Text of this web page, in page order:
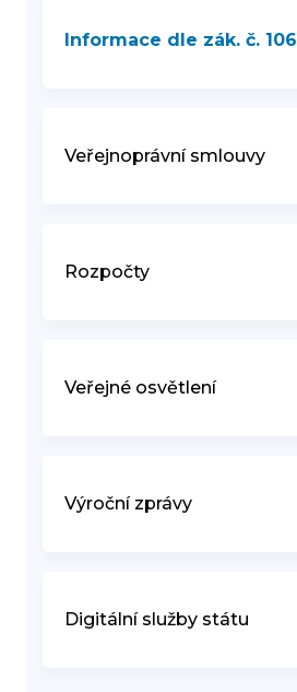
Informace dle zák. č. 106
Veřejnoprávní smlouvy
Rozpočty
Veřejné osvětlení
Výroční zprávy
Digitální služby státu